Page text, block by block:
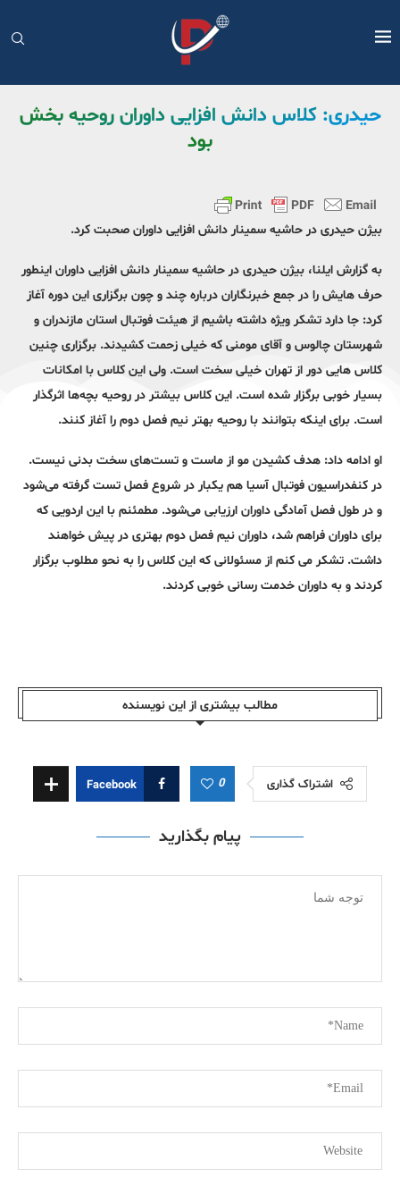
حیدری: کلاس دانش افزایی داوران روحیه بخش
بود
بیژن حیدری در حاشیه سمینار دانش افزایی داوران صحبت کرد.
به گزارش ایلنا، بیژن حیدری در حاشیه سمینار دانش افزایی داوران اینطور
حرف هایش را در جمع خبرنگاران درباره چند و چون برگزاری این دوره آغاز
کرد: جا دارد تشکر ویژه داشته باشیم از هیئت فوتبال استان مازندران و
شهرستان چالوس و آقای مومنی که خیلی زحمت کشیدند. برگزاری چنین
کلاس هایی دور از تهران خیلی سخت است. ولی این کلاس با امکانات
بسیار خوبی برگزار شده است. این کلاس بیشتر در روحیه بچه‌ها اثرگذار
است. برای اینکه بتوانند با روحیه بهتر نیم فصل دوم را آغاز کنند.
او ادامه داد: هدف کشیدن مو از ماست و تست‌های سخت بدنی نیست.
در کنفدراسیون فوتبال آسیا هم یکبار در شروع فصل تست گرفته می‌شود
و در طول فصل آمادگی داوران ارزیابی می‌شود. مطمئنم با این اردویی که
برای داوران فراهم شد، داوران نیم فصل دوم بهتری در پیش خواهند
داشت. تشکر می کنم از مسئولانی که این کلاس را به نحو مطلوب برگزار
کردند و به داوران خدمت رسانی خوبی کردند.
مطالب بیشتری از این نویسندە
اشتراک گذاری 0
Facebook
پیام بگذارید